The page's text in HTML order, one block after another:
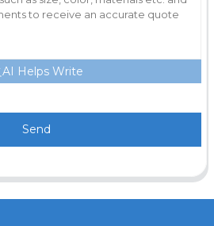
AI Helps Write
Send